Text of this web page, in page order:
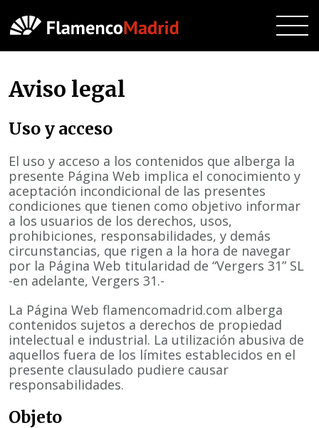
Aviso legal
Uso y acceso
El uso y acceso a los contenidos que alberga la
presente Página Web implica el conocimiento y
aceptación incondicional de las presentes
condiciones que tienen como objetivo informar
a los usuarios de los derechos, usos,
prohibiciones, responsabilidades, y demás
circunstancias, que rigen a la hora de navegar
por la Página Web titularidad de “Vergers 31” SL
-en adelante, Vergers 31.-
La Página Web flamencomadrid.com alberga
contenidos sujetos a derechos de propiedad
intelectual e industrial. La utilización abusiva de
aquellos fuera de los límites establecidos en el
presente clausulado pudiere causar
responsabilidades.
Objeto